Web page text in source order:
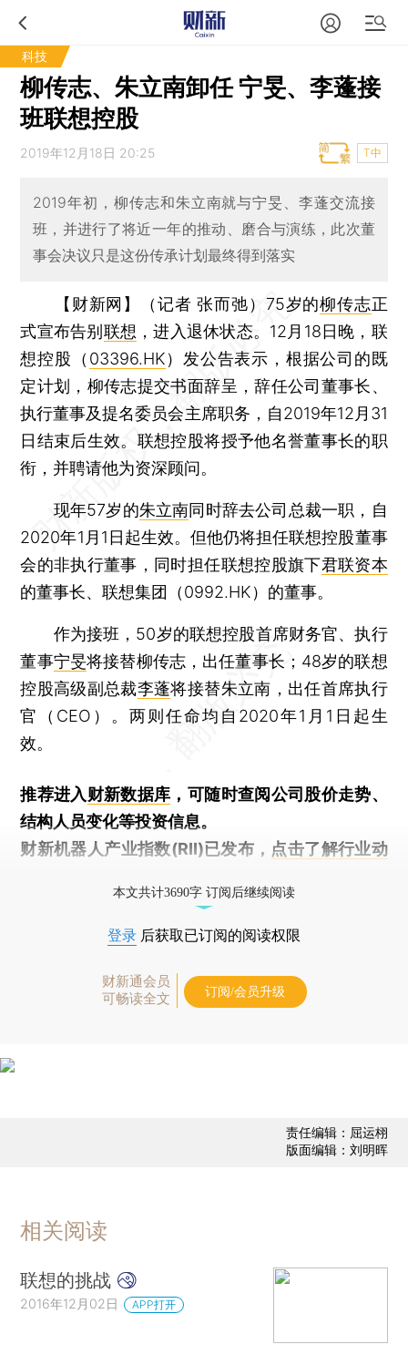
科技
柳传志、朱立南卸任 宁旻、李蓬接
班联想控股
2019年12月18日 20:25 T中
2019年初，柳传志和朱立南就与宁旻、李蓬交流接
班，并进行了将近一年的推动、磨合与演练，此次董
事会决议只是这份传承计划最终得到落实
【财新网】（记者 张而弛） 75岁的柳传志正
式宣布告别 联想 ，进入退休状态。12月18日晚，联
想控股（ 03396.HK）发公告表示，根据公司的既
定计划，柳传志提交书面辞呈，辞任公司董事长、
执行董事及提名委员会主席职务，自2019年12月31
日结束后生效。联想控股将授予他名誉董事长的职
衔，并聘请他为资深顾问。
现年57岁的朱立南同时辞去公司总裁一职，自
2020年1月1日起生效。但他仍将担任联想控股董事
会的非执行董事，同时担任联想控股旗下君联资本
的董事长、联想集团（0992.HK）的董事。
作为接班，50岁的联想控股首席财务官、执行
董事宁旻将接替柳传志，出任董事长；48岁的联想
控股高级副总裁李蓬将接替朱立南，出任首席执行
官（CEO）。两则任命均自2020年1月1日起生
效。
推荐进入财新数据库 ，可随时查阅公司股价走势、
结构人员变化等投资信息。
财新机器人产业指数(RII)已发布， 点击了解行业动
本文共计3690字 订阅后继续阅读
登录 后获取已订阅的阅读权限
财新通会员
可畅读全文
订阅/会员升级
责任编辑：屈运栩
版面编辑：刘明晖
相关阅读
联想的挑战
2016年12月02日 APP打开